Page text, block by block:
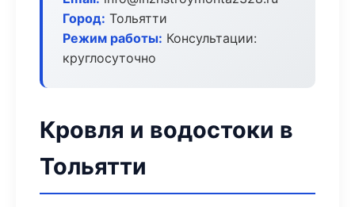
Город: Тольятти
Режим работы: Консультации:
круглосуточно
Кровля и водостоки в
Тольятти